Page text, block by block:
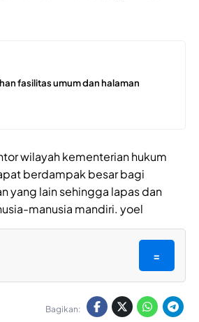
fasilitas umum dan halaman
wilayah kementerian hukum
berdampak besar bagi
yang lain sehingga lapas dan
manusia mandiri. yoel
=
Bagikan: